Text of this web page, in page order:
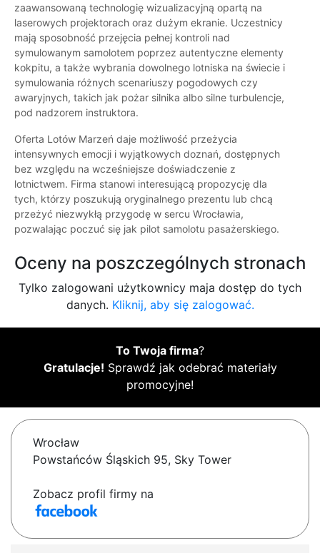
zaawansowaną technologię wizualizacyjną opartą na
laserowych projektorach oraz dużym ekranie. Uczestnicy
mają sposobność przejęcia pełnej kontroli nad
symulowanym samolotem poprzez autentyczne elementy
kokpitu, a także wybrania dowolnego lotniska na świecie i
symulowania różnych scenariuszy pogodowych czy
awaryjnych, takich jak pożar silnika albo silne turbulencje,
pod nadzorem instruktora.
Oferta Lotów Marzeń daje możliwość przeżycia
intensywnych emocji i wyjątkowych doznań, dostępnych
bez względu na wcześniejsze doświadczenie z
lotnictwem. Firma stanowi interesującą propozycję dla
tych, którzy poszukują oryginalnego prezentu lub chcą
przeżyć niezwykłą przygodę w sercu Wrocławia,
pozwalając poczuć się jak pilot samolotu pasażerskiego.
Oceny na poszczególnych stronach
Tylko zalogowani użytkownicy maja dostęp do tych
danych. Kliknij, aby się zalogować.
To Twoja firma?
Gratulacje! Sprawdź jak odebrać materiały
promocyjne!
Wrocław
Powstańców Śląskich 95, Sky Tower
Zobacz profil firmy na